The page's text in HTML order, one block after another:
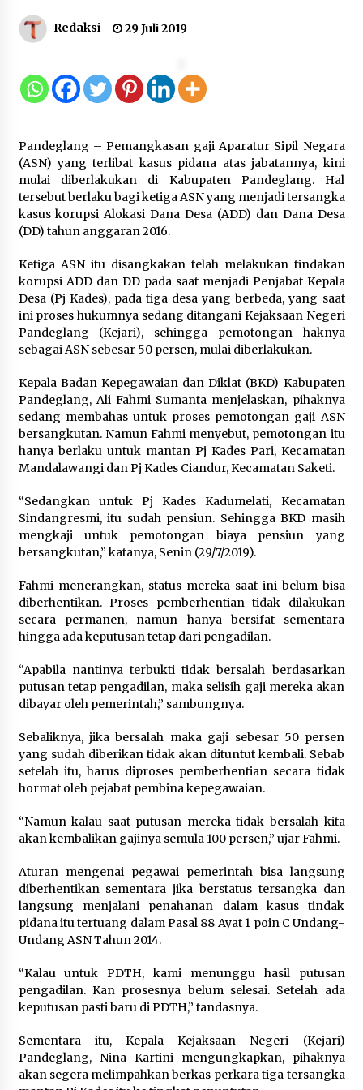
Kejari Kota Tangerang Bongkar
Korupsi Rp5,49 Miliar: Sewa Pesawat
6 Agustus 2026
Dukung Ekosistem Kendaraan
Listrik, Wapres Dorong Link and
Match Pendidikan–Industri
5 Agustus 2026
Marak Kecelakaan Kapal, Puan
Soroti Minimnya Faktor Keamanan
Transportasi Laut
5 Agustus 2026
Di Forum Internasional Majelis
Persaudaraan Manusia, Megawati
Soekarnoputri Tegaskan
Kepemimpinan Perempuan Bukan
Dominasi, Tapi Merawat Dan
Merangkul
Jokowi Tetap Disambut Hangat di
NTT, Ahmad Ali: Karya dan
Pengabdiannya Masih Dirasakan
5 Agustus 2026
Respons Cepat Aduan Warga, Wali
Roboh Korban Bencana, Salurkan
Bantuan Rp30 Juta
5 Agustus 2026
Wali Kota Serang Budi Rustandi
Berikan Penghargaan kepada
Pemenang Sayembara Logo HUT ke-
5 Agustus 2026
Polres Cilegon Gelar Apel
Kesiapsiagaan Hadapi Ancaman
Kebakaran Akibat Fenomena El Niño
5 Agustus 2026
Redaksi 29 Juli 2019
Pandeglang – Pemangkasan gaji Aparatur Sipil Negara
(ASN) yang terlibat kasus pidana atas jabatannya, kini
mulai diberlakukan di Kabupaten Pandeglang. Hal
tersebut berlaku bagi ketiga ASN yang menjadi tersangka
kasus korupsi Alokasi Dana Desa (ADD) dan Dana Desa
(DD) tahun anggaran 2016.
Ketiga ASN itu disangkakan telah melakukan tindakan
korupsi ADD dan DD pada saat menjadi Penjabat Kepala
Desa (Pj Kades), pada tiga desa yang berbeda, yang saat
ini proses hukumnya sedang ditangani Kejaksaan Negeri
Pandeglang (Kejari), sehingga pemotongan haknya
sebagai ASN sebesar 50 persen, mulai diberlakukan.
Kepala Badan Kepegawaian dan Diklat (BKD) Kabupaten
Pandeglang, Ali Fahmi Sumanta menjelaskan, pihaknya
sedang membahas untuk proses pemotongan gaji ASN
bersangkutan. Namun Fahmi menyebut, pemotongan itu
hanya berlaku untuk mantan Pj Kades Pari, Kecamatan
Mandalawangi dan Pj Kades Ciandur, Kecamatan Saketi.
“Sedangkan untuk Pj Kades Kadumelati, Kecamatan
Sindangresmi, itu sudah pensiun. Sehingga BKD masih
mengkaji untuk pemotongan biaya pensiun yang
bersangkutan,” katanya, Senin (29/7/2019).
Fahmi menerangkan, status mereka saat ini belum bisa
diberhentikan. Proses pemberhentian tidak dilakukan
secara permanen, namun hanya bersifat sementara
hingga ada keputusan tetap dari pengadilan.
“Apabila nantinya terbukti tidak bersalah berdasarkan
putusan tetap pengadilan, maka selisih gaji mereka akan
dibayar oleh pemerintah,” sambungnya.
Sebaliknya, jika bersalah maka gaji sebesar 50 persen
yang sudah diberikan tidak akan dituntut kembali. Sebab
setelah itu, harus diproses pemberhentian secara tidak
hormat oleh pejabat pembina kepegawaian.
“Namun kalau saat putusan mereka tidak bersalah kita
akan kembalikan gajinya semula 100 persen,” ujar Fahmi.
Aturan mengenai pegawai pemerintah bisa langsung
diberhentikan sementara jika berstatus tersangka dan
langsung menjalani penahanan dalam kasus tindak
pidana itu tertuang dalam Pasal 88 Ayat 1 poin C Undang-
Undang ASN Tahun 2014.
“Kalau untuk PDTH, kami menunggu hasil putusan
pengadilan. Kan prosesnya belum selesai. Setelah ada
keputusan pasti baru di PDTH,” tandasnya.
Sementara itu, Kepala Kejaksaan Negeri (Kejari)
Pandeglang, Nina Kartini mengungkapkan, pihaknya
akan segera melimpahkan berkas perkara tiga tersangka